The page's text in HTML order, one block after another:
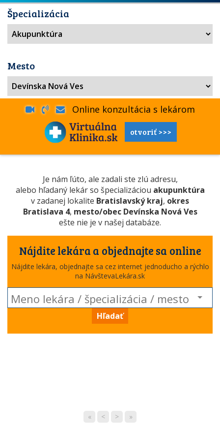
Špecializácia
Mesto
Online konzultácia s lekárom
otvoriť >>>
Je nám ľúto, ale zadali ste zlú adresu,
alebo hľadaný lekár so špecializáciou akupunktúra
v zadanej lokalite Bratislavský kraj, okres
Bratislava 4, mesto/obec Devínska Nová Ves
ešte nie je v našej databáze.
Nájdite lekára a objednajte sa online
Nájdite lekára, objednajte sa cez internet jednoducho a rýchlo
na NávštevaLekára.sk
Hľadať
« < > »